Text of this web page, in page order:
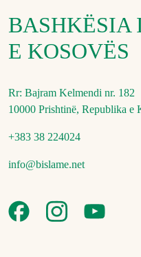
BASHKËSIA
E KOSOVËS
Rr: Bajram Kelmendi nr. 182
10000 Prishtinë, Republika e
+383 38 224024
info@bislame.net